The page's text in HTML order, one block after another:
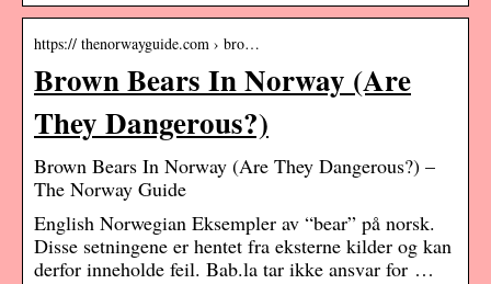
https:// thenorwayguide.com › bro…
Brown Bears In Norway (Are
They Dangerous?)
Brown Bears In Norway (Are They Dangerous?) –
The Norway Guide
English Norwegian Eksempler av “bear” på norsk.
Disse setningene er hentet fra eksterne kilder og kan
derfor inneholde feil. Bab.la tar ikke ansvar for …